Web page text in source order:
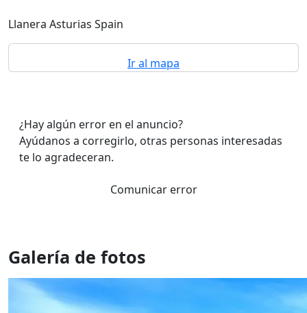
Llanera Asturias Spain
Ir al mapa
¿Hay algún error en el anuncio?
Ayúdanos a corregirlo, otras personas interesadas
te lo agradeceran.
Comunicar error
Galería de fotos